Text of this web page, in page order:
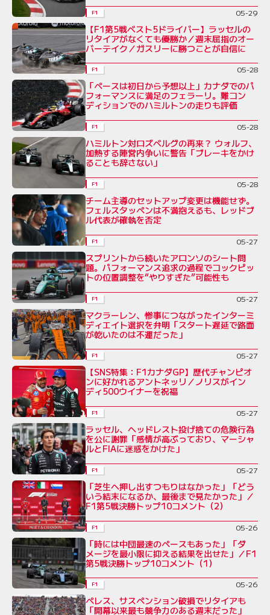
F1 05-29
【F1第5戦ベスト5ドライバー】ラッセルの
リタイアがなくても優勝か／週末屈指のオー
バーテイク／ガスリーに勝つことが自信に
F1 05-28
「ペースは初日から予想以上」カナダでのパ
フォーマンスに満足のフェラーリ。難コン
ディションでのハミルトンの走りも評価
F1 05-28
ハミルトン対ロズベルグの再来？ ウォルフ、
加熱する陣営内争いに警告「ブレーキをかけ
ることも辞さない」
F1 05-28
チーム主導のセットアップ変更は機能せず。
フェルスタッペンは不満抱えるも、レッドブ
ル代表が確執を否定
F1 05-27
スプリントから続いたアロンソのシート問
題。パフォーマンス追求の過程でコックピッ
トの位置調整を“やりすぎた”可能性も
F1 05-27
マクラーレン、惨事につながったインターミ
ディエイト選択を弁明「スタート遅延で路面
が乾いたのは不運だった」
F1 05-27
【SNS特集：F1カナダGP】歴代チャンピオ
ンに好かれるアントネッリ／ノリスがイン
ディ500ウイナーを祝福
F1 05-27
ラッセル、ヘッドレスト投げ捨ての危険行為
を公に謝罪「感情が高ぶっており、マーシャ
ルとFIAに迷惑をかけた」
F1 05-27
「芝生へ押し出すつもりはなかった」「どう
いう結末になるか、最後まで見たかった」／
F1第5戦決勝トップ10コメント（2）
F1 05-26
「時には中団最速のペースもあった」「ダ
メージを最小限に抑える結果を出せた」／F1
第5戦決勝トップ10コメント（1）
F1 05-26
ペレス、サスペンション破損でリタイアも
「開幕以来最も競争力のある週末だった」